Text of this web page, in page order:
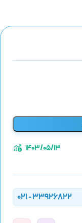
1403/05/13
33926822 - 021